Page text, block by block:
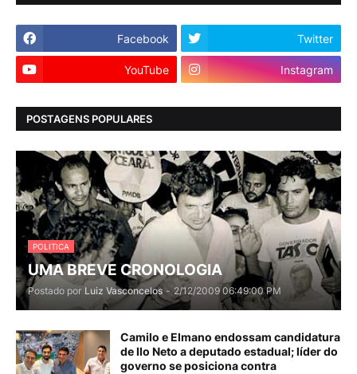
Facebook Twitter
YouTube Instagram
POSTAGENS POPULARES
POLITICA
UMA BREVE CRONOLOGIA
Postado por Luiz Vasconcelos - 2/12/2009 06:49:00 PM
Camilo e Elmano endossam candidatura
de Ilo Neto a deputado estadual; líder do
governo se posiciona contra